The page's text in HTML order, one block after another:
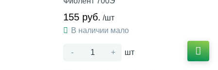
155 руб. /шт
В наличии мало
- + шт